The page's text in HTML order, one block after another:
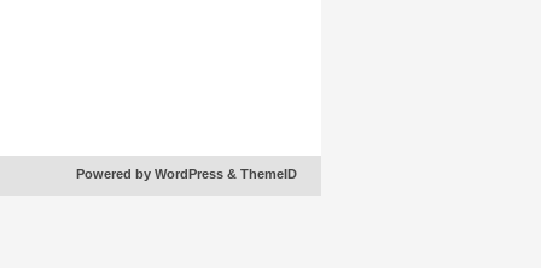
Powered by WordPress & ThemeID